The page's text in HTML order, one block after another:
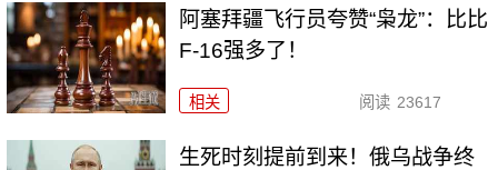
阿塞拜疆飞行员夸赞“枭龙”：比比
F-16强多了！
相关 阅读 23617
生死时刻提前到来！俄乌战争终